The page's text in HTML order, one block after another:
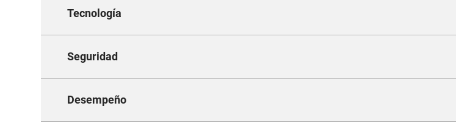
Tecnología
Tecnología
Seguridad
Seguridad
Desempeño